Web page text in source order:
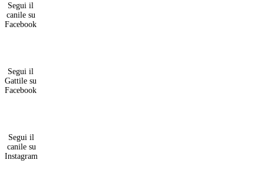
Segui il
canile su
Facebook
Segui il
Gattile su
Facebook
Segui il
canile su
Instagram